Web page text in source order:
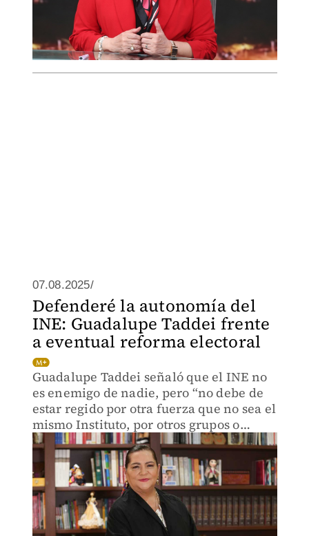
07.08.2025/
Defenderé la autonomía del
INE: Guadalupe Taddei frente
a eventual reforma electoral
Guadalupe Taddei señaló que el INE no
es enemigo de nadie, pero “no debe de
estar regido por otra fuerza que no sea el
mismo Instituto, por otros grupos o
partidos, gobiernos, lo que fuere".